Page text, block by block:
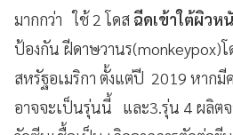
มากกว่า ใช้ 2 โดส ฉีดเข้าใต้ผิวห
ป้องกัน ฝีดาษวานร(monkeypox)โ
สหรัฐอเมริกา ตั้งแต่ปี 2019 หากมี
อาจจะเป็นรุ่นนี้ และ3.รุ่น 4 ผลิต